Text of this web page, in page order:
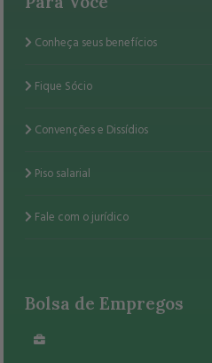
Conheça seus benefícios
Fique Sócio
Convenções e Dissídios
Piso salarial
Fale com o jurídico
Bolsa de Empregos